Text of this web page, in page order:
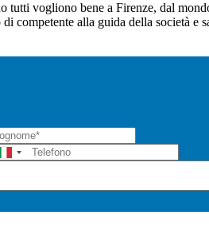
tutti vogliono bene a Firenze, dal
competente alla guida della società e